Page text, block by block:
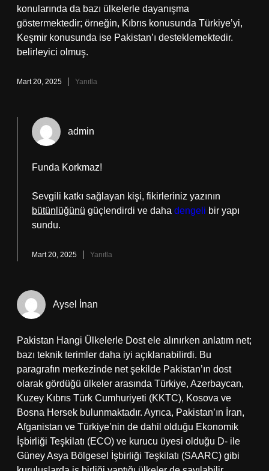
konularında da bazı ülkelerle dayanışma
göstermektedir; örneğin, Kıbrıs konusunda Türkiye’yi,
Keşmir konusunda ise Pakistan’ı desteklemektedir.
belirleyici olmuş.
Mart 20, 2025 Yanıtla
admin
Funda Korkmaz!
Sevgili katkı sağlayan kişi, fikirleriniz yazının
bütünlüğünü güçlendirdi ve daha dengeli bir yapı
sundu.
Mart 20, 2025 Yanıtla
Aysel İnan
Pakistan Hangi Ülkelerle Dost ele alınırken anlatım net;
bazı teknik terimler daha iyi açıklanabilirdi. Bu
paragrafın merkezinde net şekilde Pakistan’ın dost
olarak gördüğü ülkeler arasında Türkiye, Azerbaycan,
Kuzey Kıbrıs Türk Cumhuriyeti (KKTC), Kosova ve
Bosna Hersek bulunmaktadır. Ayrıca, Pakistan’ın İran,
Afganistan ve Türkiye’nin de dahil olduğu Ekonomik
İşbirliği Teşkilatı (ECO) ve kurucu üyesi olduğu D- ile
Güney Asya Bölgesel İşbirliği Teşkilatı (SAARC) gibi